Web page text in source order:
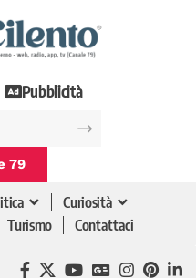
Pubblicità
79
Curiosità
Turismo Contattaci